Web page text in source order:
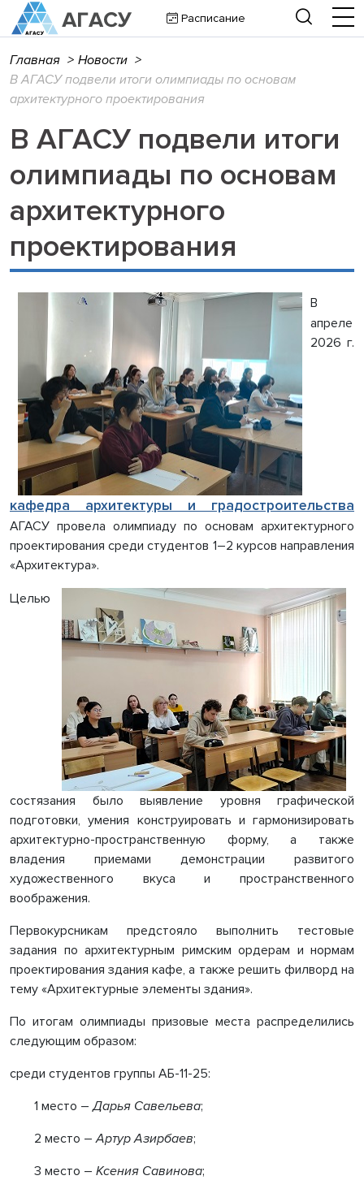
Расписание
Главная > Новости >
В АГАСУ подвели итоги олимпиады по основам
архитектурного проектирования
В АГАСУ подвели итоги
олимпиады по основам
архитектурного
проектирования
В
апреле
2026 г.
кафедра архитектуры и градостроительства
АГАСУ провела олимпиаду по основам архитектурного
проектирования среди студентов 1–2 курсов направления
«Архитектура».
Целью
состязания было выявление уровня графической
подготовки, умения конструировать и гармонизировать
архитектурно-пространственную форму, а также
владения приемами демонстрации развитого
художественного вкуса и пространственного
воображения.
Первокурсникам предстояло выполнить тестовые
задания по архитектурным римским ордерам и нормам
проектирования здания кафе, а также решить филворд на
тему «Архитектурные элементы здания».
По итогам олимпиады призовые места распределились
следующим образом:
среди студентов группы АБ-11-25:
1 место –Дарья Савельева;
2 место –АртурАзирбаев;
3 место – Ксения Савинова;